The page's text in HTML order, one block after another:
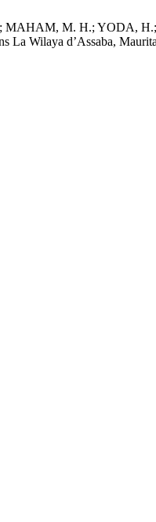
M. H.; YODA,
La Wilaya d’Assaba,